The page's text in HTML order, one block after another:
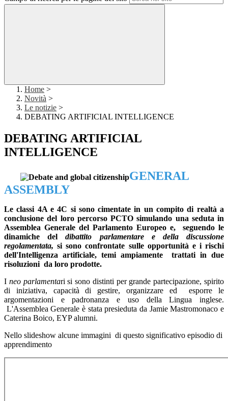
Home >
Novità >
Le notizie >
DEBATING ARTIFICIAL INTELLIGENCE
DEBATING ARTIFICIAL
INTELLIGENCE
GENERAL
ASSEMBLY
Le classi 4A e 4C si sono cimentate in un compito di realtà a
conclusione del loro percorso PCTO simulando una seduta in
Assemblea Generale del Parlamento Europeo e, seguendo le
dinamiche deldibattito parlamentare e della discussione
regolamentata, si sono confrontate sulle opportunità e i rischi
dell'Intelligenza artificiale, temi ampiamente trattati in due
risoluzioni da loro prodotte.
I neo parlamentari si sono distinti per grande partecipazione, spirito
di iniziativa, capacità di gestire, organizzare ed esporre le
argomentazioni e padronanza e uso della Lingua inglese.
L'Assemblea Generale è stata presieduta da Jamie Mastromonaco e
Caterina Boico, EYP alumni.
Nello slideshow alcune immagini di questo significativo episodio di
apprendimento